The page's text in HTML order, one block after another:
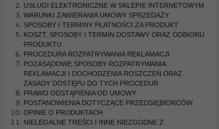
USŁUGI ELEKTRONICZNE W SKLEPIE INTERNETOWYM
WARUNKI ZAWIERANIA UMOWY SPRZEDAŻY
SPOSOBY I TERMINY PŁATNOŚCI ZA PRODUKT
KOSZT, SPOSOBY I TERMIN DOSTAWY ORAZ ODBIORU
PRODUKTU
PROCEDURA ROZPATRYWANIA REKLAMACJI
POZASĄDOWE SPOSOBY ROZPATRYWANIA
REKLAMACJI I DOCHODZENIA ROSZCZEŃ ORAZ
ZASADY DOSTĘPU DO TYCH PROCEDUR
PRAWO ODSTĄPIENIA OD UMOWY
POSTANOWIENIA DOTYCZĄCE PRZEDSIĘBIORCÓW
OPINIE O PRODUKTACH
NIELEGALNE TREŚCI I INNE NIEZGODNE Z